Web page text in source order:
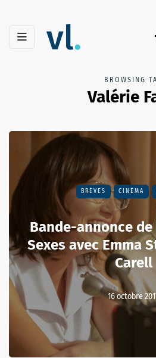
BROWSING
Valérie
BRÈVES CINÉMA
Bande-annonce
Sexes avec Emma
Carell
16 octobre